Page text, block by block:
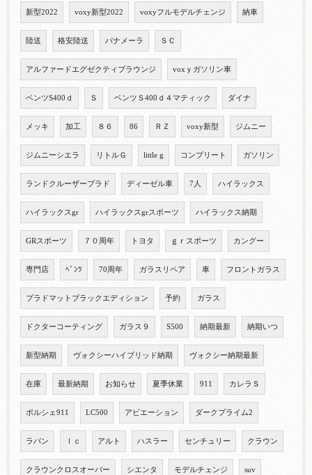
新型2022 voxy新型2022 voxyフルモデルチェンジ 納車
陸送 格安陸送 パナメーラ ＳＣ
アルファードエグゼクティブラウンジ voxｙガソリン車
ベンツS400ｄ Ｓ ベンツＳ400ｄ４マティック ダイナ
メッキ 加工 ８６ 86 ＲＺ voxy新型 ジムニー
ジムニーシエラ リトルＧ little g コンプリート ガソリン
ランドクルーザープラド ディーゼル車 7人 ハイラックス
ハイラックスgr ハイラックスgrスポーツ ハイラックス納期
GRスポーツ ７０周年 トヨタ ｇｒスポーツ カングー
専門店 ﾍﾞﾝﾂ 70周年 ガラスリペア 車 フロントガラス
プラドマットブラックエディション 予約 ガラス
ドクターコーティング ガラス９ S500 納期最新 納期いつ
新型納期 ヴォクシーハイブリッド納期 ヴォクシー納期最新
在庫 最新納期 お知らせ 夏季休業 911 カレラＳ
ポルシェ911 LC500 アビエーション ダークプライム2
ラパン ｌｃ アルト ハスラー センチュリー クラウン
クラウンクロスオーバー シエンタ モデルチェンジ suv